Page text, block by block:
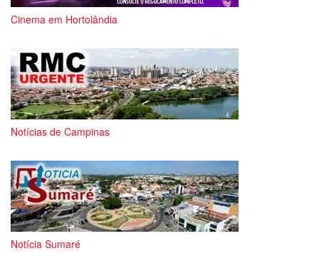
Cinema em Hortolândia
Notícias de Campinas
Notícia Sumaré